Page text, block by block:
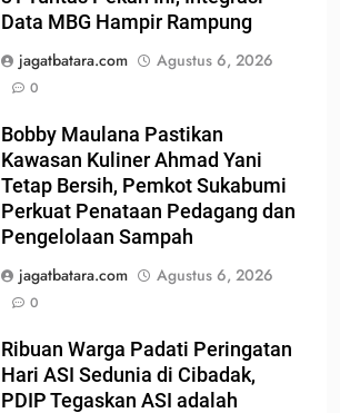
Data MBG Hampir Rampung
jagatbatara.com
Agustus 6, 2026
0
Bobby Maulana Pastikan
Kawasan Kuliner Ahmad Yani
Tetap Bersih, Pemkot Sukabumi
Perkuat Penataan Pedagang dan
Pengelolaan Sampah
jagatbatara.com
Agustus 6, 2026
0
Ribuan Warga Padati Peringatan
Hari ASI Sedunia di Cibadak,
PDIP Tegaskan ASI adalah